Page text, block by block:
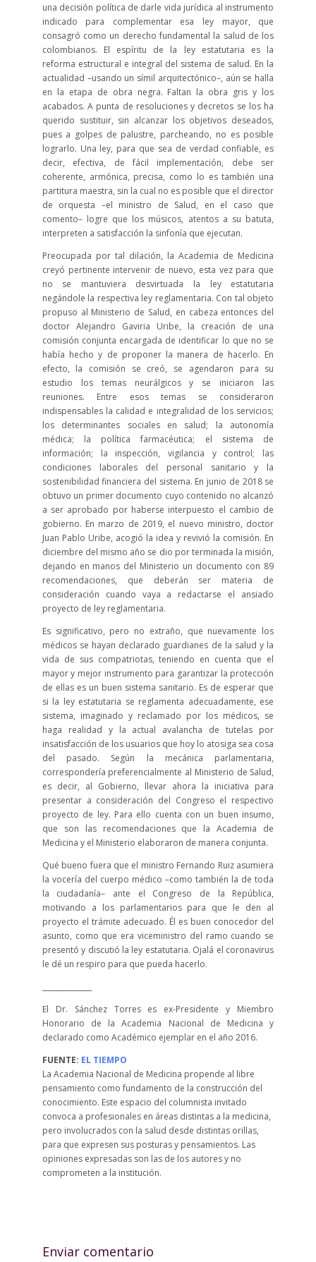
una decisión política de darle vida jurídica al instrumento
indicado para complementar esa ley mayor, que
consagró como un derecho fundamental la salud de los
colombianos. El espíritu de la ley estatutaria es la
reforma estructural e integral del sistema de salud. En la
actualidad –usando un símil arquitectónico–, aún se halla
en la etapa de obra negra. Faltan la obra gris y los
acabados. A punta de resoluciones y decretos se los ha
querido sustituir, sin alcanzar los objetivos deseados,
pues a golpes de palustre, parcheando, no es posible
lograrlo. Una ley, para que sea de verdad confiable, es
decir, efectiva, de fácil implementación, debe ser
coherente, armónica, precisa, como lo es también una
partitura maestra, sin la cual no es posible que el director
de orquesta –el ministro de Salud, en el caso que
comento– logre que los músicos, atentos a su batuta,
interpreten a satisfacción la sinfonía que ejecutan.
Preocupada por tal dilación, la Academia de Medicina
creyó pertinente intervenir de nuevo, esta vez para que
no se mantuviera desvirtuada la ley estatutaria
negándole la respectiva ley reglamentaria. Con tal objeto
propuso al Ministerio de Salud, en cabeza entonces del
doctor Alejandro Gaviria Uribe, la creación de una
comisión conjunta encargada de identificar lo que no se
había hecho y de proponer la manera de hacerlo. En
efecto, la comisión se creó, se agendaron para su
estudio los temas neurálgicos y se iniciaron las
reuniones. Entre esos temas se consideraron
indispensables la calidad e integralidad de los servicios;
los determinantes sociales en salud; la autonomía
médica; la política farmacéutica; el sistema de
información; la inspección, vigilancia y control; las
condiciones laborales del personal sanitario y la
sostenibilidad financiera del sistema. En junio de 2018 se
obtuvo un primer documento cuyo contenido no alcanzó
a ser aprobado por haberse interpuesto el cambio de
gobierno. En marzo de 2019, el nuevo ministro, doctor
Juan Pablo Uribe, acogió la idea y revivió la comisión. En
diciembre del mismo año se dio por terminada la misión,
dejando en manos del Ministerio un documento con 89
recomendaciones, que deberán ser materia de
consideración cuando vaya a redactarse el ansiado
proyecto de ley reglamentaria.
Es significativo, pero no extraño, que nuevamente los
médicos se hayan declarado guardianes de la salud y la
vida de sus compatriotas, teniendo en cuenta que el
mayor y mejor instrumento para garantizar la protección
de ellas es un buen sistema sanitario. Es de esperar que
si la ley estatutaria se reglamenta adecuadamente, ese
sistema, imaginado y reclamado por los médicos, se
haga realidad y la actual avalancha de tutelas por
insatisfacción de los usuarios que hoy lo atosiga sea cosa
del pasado. Según la mecánica parlamentaria,
correspondería preferencialmente al Ministerio de Salud,
es decir, al Gobierno, llevar ahora la iniciativa para
presentar a consideración del Congreso el respectivo
proyecto de ley. Para ello cuenta con un buen insumo,
que son las recomendaciones que la Academia de
Medicina y el Ministerio elaboraron de manera conjunta.
Qué bueno fuera que el ministro Fernando Ruiz asumiera
la vocería del cuerpo médico –como también la de toda
la ciudadanía– ante el Congreso de la República,
motivando a los parlamentarios para que le den al
proyecto el trámite adecuado. Él es buen conocedor del
asunto, como que era viceministro del ramo cuando se
presentó y discutió la ley estatutaria. Ojalá el coronavirus
le dé un respiro para que pueda hacerlo.
El Dr. Sánchez Torres es ex-Presidente y Miembro
Honorario de la Academia Nacional de Medicina y
declarado como Académico ejemplar en el año 2016.
FUENTE: EL TIEMPO
La Academia Nacional de Medicina propende al libre
pensamiento como fundamento de la construcción del
conocimiento. Este espacio del columnista invitado
convoca a profesionales en áreas distintas a la medicina,
pero involucrados con la salud desde distintas orillas,
para que expresen sus posturas y pensamientos. Las
opiniones expresadas son las de los autores y no
comprometen a la institución.
Enviar comentario